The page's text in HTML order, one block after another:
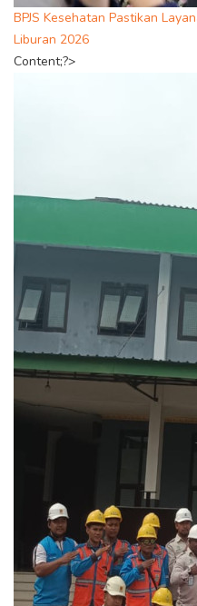
BPJS Kesehatan Pastikan
Liburan 2026
Content;?>